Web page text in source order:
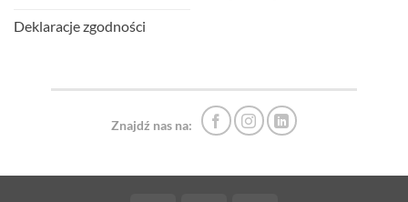
Deklaracje zgodności
Znajdź nas na: